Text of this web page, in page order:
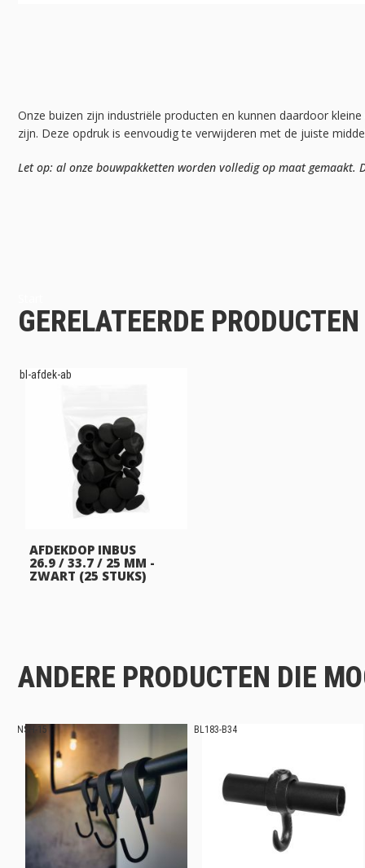
Onze buizen zijn industriële producten en kunnen daardoor
zijn. Deze opdruk is eenvoudig te verwijderen met de juiste
Let op: al onze bouwpakketten worden volledig op maat
GERELATEERDE PRODUCTEN
bl-afdek-ab
AFDEKDOP INBUS
26.9 / 33.7 / 25 MM -
ZWART (25 STUKS)
ANDERE PRODUCTEN DIE
NSH-15 BL183-B34